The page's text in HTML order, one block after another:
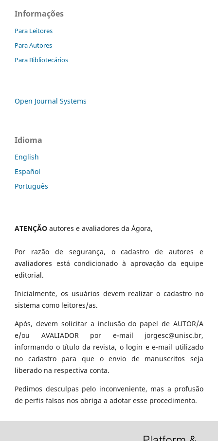
Informações
Para Leitores
Para Autores
Para Bibliotecários
Open Journal Systems
Idioma
English
Español
Português
ATENÇÃO autores e avaliadores da Ágora,
Por razão de segurança, o cadastro de autores e
avaliadores está condicionado à aprovação da equipe
editorial.
Inicialmente, os usuários devem realizar o cadastro no
sistema como leitores/as.
Após, devem solicitar a inclusão do papel de AUTOR/A
e/ou AVALIADOR por e-mail jorgesc@unisc.br,
informando o título da revista, o login e e-mail utilizado
no cadastro para que o envio de manuscritos seja
liberado na respectiva conta.
Pedimos desculpas pelo inconveniente, mas a profusão
de perfis falsos nos obriga a adotar esse procedimento.